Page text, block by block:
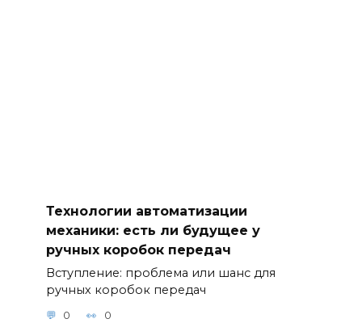
Технологии автоматизации
механики: есть ли будущее у
ручных коробок передач
Вступление: проблема или шанс для
ручных коробок передач
0 0